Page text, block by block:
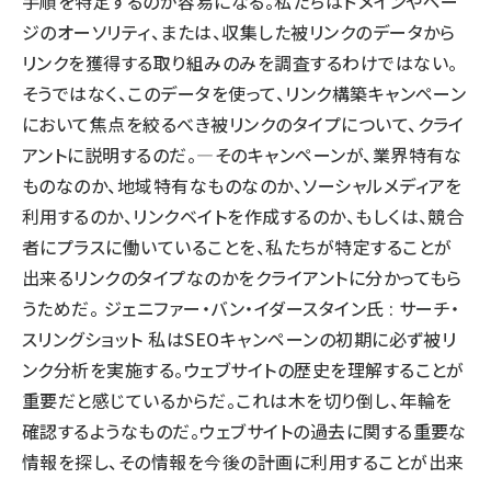
ジのオーソリティ、または、収集した被リンクのデータから
リンクを獲得する取り組みのみを調査するわけではない。
そうではなく、このデータを使って、リンク構築キャンペーン
において焦点を絞るべき被リンクのタイプについて、クライ
アントに説明するのだ。—そのキャンペーンが、業界特有な
ものなのか、地域特有なものなのか、ソーシャルメディアを
利用するのか、リンクベイトを作成するのか、もしくは、競合
者にプラスに働いていることを、私たちが特定することが
出来るリンクのタイプなのかをクライアントに分かってもら
うためだ。 ジェニファー・バン・イダースタイン氏 : サーチ・
スリングショット 私はSEOキャンペーンの初期に必ず被リ
ンク分析を実施する。ウェブサイトの歴史を理解することが
重要だと感じているからだ。これは木を切り倒し、年輪を
確認するようなものだ。ウェブサイトの過去に関する重要な
情報を探し、その情報を今後の計画に利用することが出来